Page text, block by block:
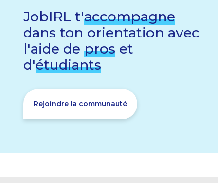
JobIRL t'accompagne
dans ton orientation avec
l'aide de pros et
d'étudiants
Rejoindre la communauté